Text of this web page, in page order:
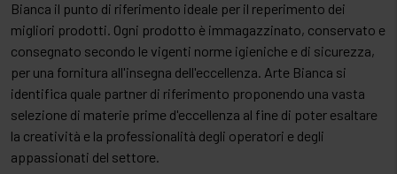
coloranti alimentari
confetti
decorazioni alimentari
frutta per ripieni
Attrezzature per taglio
Sottotorte, articoli imballo
FORNO MICROONDE EASY
FRIGGITRICI EASY
FRULLATORI
HAMBURGATRICI
Bianca il punto di riferimento ideale per il reperimento dei
migliori prodotti. Ogni prodotto è immagazzinato, conservato e
consegnato secondo le vigenti norme igieniche e di sicurezza,
per una fornitura all'insegna dell'eccellenza. Arte Bianca si
identifica quale partner di riferimento proponendo una vasta
selezione di materie prime d'eccellenza al fine di poter esaltare
la creatività e la professionalità degli operatori e degli
appassionati del settore.